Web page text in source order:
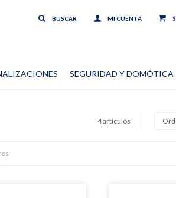
SEGURIDAD Y DOMÓTICA
$
4 artículos